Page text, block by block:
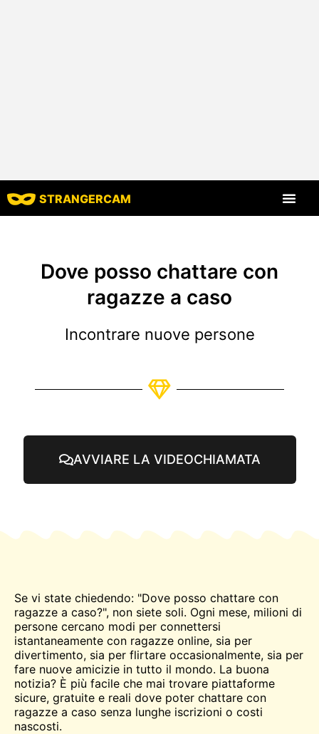
STRANGERCAM
Dove posso chattare con
ragazze a caso
Incontrare nuove persone
AVVIARE LA VIDEOCHIAMATA
Se vi state chiedendo: "Dove posso chattare con
ragazze a caso?", non siete soli. Ogni mese, milioni di
persone cercano modi per connettersi
istantaneamente con ragazze online, sia per
divertimento, sia per flirtare occasionalmente, sia per
fare nuove amicizie in tutto il mondo. La buona
notizia? È più facile che mai trovare piattaforme
sicure, gratuite e reali dove poter chattare con
ragazze a caso senza lunghe iscrizioni o costi
nascosti.